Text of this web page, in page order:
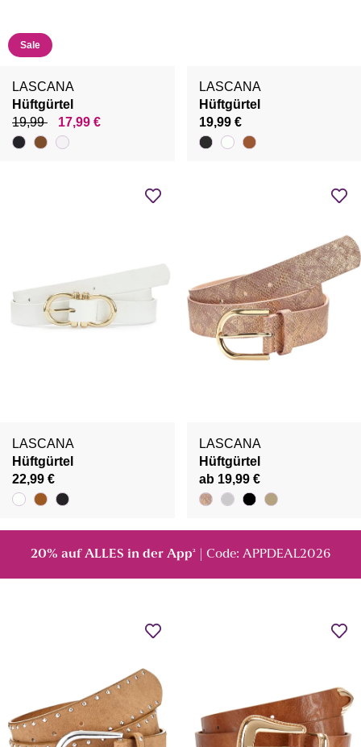
Sale
LASCANA
Hüftgürtel
19,99
17,99 €
LASCANA
Hüftgürtel
19,99 €
LASCANA
Hüftgürtel
22,99 €
LASCANA
Hüftgürtel
ab 19,99 €
20% auf ALLES in der App² | Code: APPDEAL2026